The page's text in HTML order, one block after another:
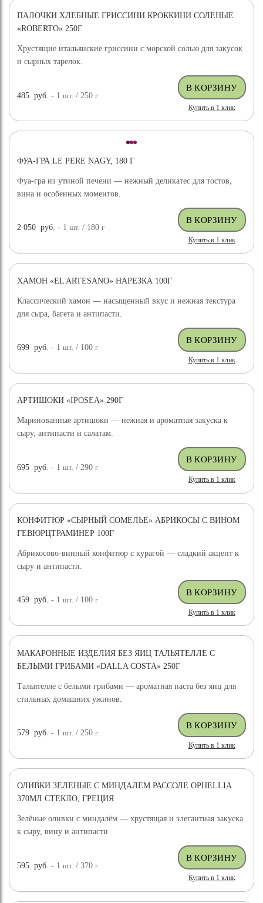
ПАЛОЧКИ ХЛЕБНЫЕ ГРИССИНИ КРОККИНИ СОЛЕНЫЕ
«ROBERTO» 250Г
Хрустящие итальянские гриссини с морской солью для закусок
и сырных тарелок.
485 руб. - 1шт. / 250г
Купить в 1 клик
ФУА-ГРА LE PERE NAGY, 180 Г
Фуа-гра из утиной печени — нежный деликатес для тостов,
вина и особенных моментов.
2 050 руб. - 1шт. / 180г
Купить в 1 клик
ХАМОН «EL ARTESANO» НАРЕЗКА 100Г
Классический хамон — насыщенный вкус и нежная текстура
для сыра, багета и антипасти.
699 руб. - 1шт. / 100г
Купить в 1 клик
АРТИШОКИ «IPOSEA» 290Г
Маринованные артишоки — нежная и ароматная закуска к
сыру, антипасти и салатам.
695 руб. - 1шт. / 290г
Купить в 1 клик
КОНФИТЮР «СЫРНЫЙ СОМЕЛЬЕ» АБРИКОСЫ С ВИНОМ
ГЕВЮРЦТРАМИНЕР 100Г
Абрикосово-винный конфитюр с курагой — сладкий акцент к
сыру и антипасти.
459 руб. - 1шт. / 100г
Купить в 1 клик
МАКАРОННЫЕ ИЗДЕЛИЯ БЕЗ ЯИЦ ТАЛЬЯТЕЛЛЕ С
БЕЛЫМИ ГРИБАМИ «DALLA COSTA» 250Г
Тальятелле с белыми грибами — ароматная паста без яиц для
стильных домашних ужинов.
579 руб. - 1шт. / 250г
Купить в 1 клик
ОЛИВКИ ЗЕЛЕНЫЕ С МИНДАЛЕМ РАССОЛЕ OPHELLIA
370МЛ СТЕКЛО, ГРЕЦИЯ
Зелёные оливки с миндалём — хрустящая и элегантная закуска
к сыру, вину и антипасти.
595 руб. - 1шт. / 370г
Купить в 1 клик